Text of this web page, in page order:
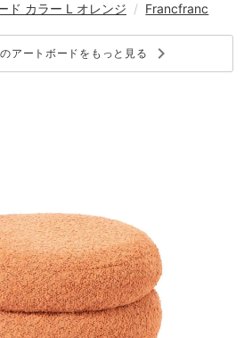
ド カラー L オレンジ / Francfranc
アートボードをもっと見る keyboard_arrow_right